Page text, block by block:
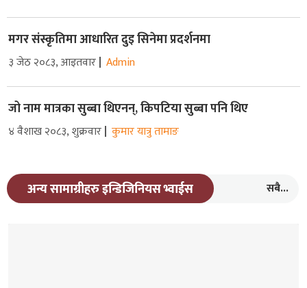
मगर संस्कृतिमा आधारित दुइ सिनेमा प्रदर्शनमा
३ जेठ २०८३, आइतवार Admin
जो नाम मात्रका सुब्बा थिएनन्, किपटिया सुब्बा पनि थिए
४ वैशाख २०८३, शुक्रवार कुमार यात्रु तामाङ
अन्य सामाग्रीहरु इन्डिजिनियस भ्वाईस सबै...